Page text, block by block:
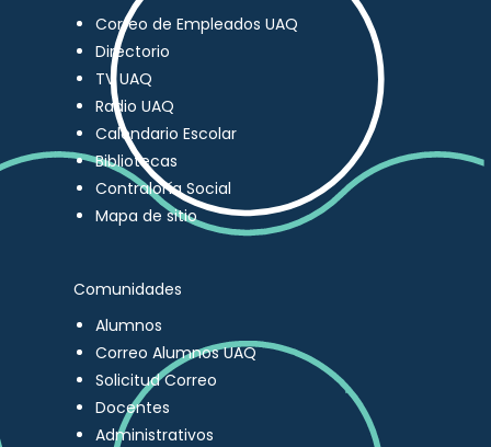
Correo de Empleados UAQ
Directorio
TV UAQ
Radio UAQ
Calendario Escolar
Bibliotecas
Contraloría Social
Mapa de sitio
Comunidades
Alumnos
Correo Alumnos UAQ
Solicitud Correo
Docentes
Administrativos